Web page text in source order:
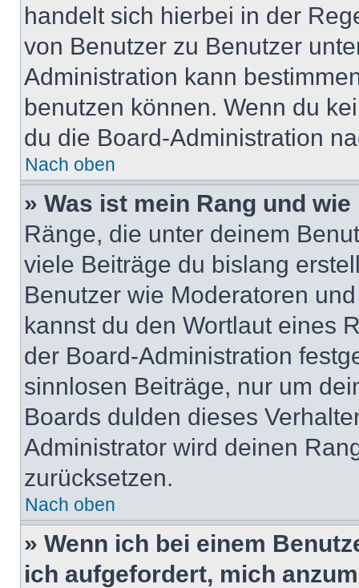
handelt sich hierbei in der
von Benutzer zu Benutzer
Administration kann
benutzen können. Wenn du
du die Board-Administration
Nach oben
» Was ist mein Rang und
Ränge, die unter deinem
viele Beiträge du bislang
Benutzer wie Moderatoren
kannst du den Wortlaut eines
der Board-Administration
sinnlosen Beiträge, nur um
Boards dulden dieses
Administrator wird deinen
zurücksetzen.
Nach oben
» Wenn ich bei einem
ich aufgefordert, mich